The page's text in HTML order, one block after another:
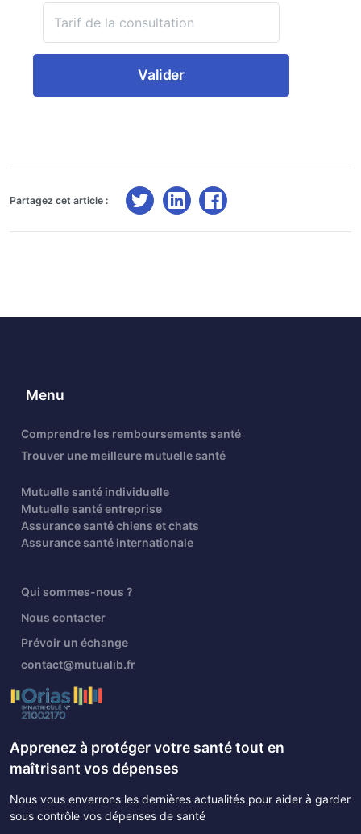
Valider
Partagez cet article :
Menu
Comprendre les remboursements santé
Trouver une meilleure mutuelle santé
Mutuelle santé individuelle
Mutuelle santé entreprise
Assurance santé chiens et chats
Assurance santé internationale
Qui sommes-nous ?
Nous contacter
Prévoir un échange
contact@mutualib.fr
Apprenez à protéger votre santé tout en
maîtrisant vos dépenses
Nous vous enverrons les dernières actualités pour aider à garder
sous contrôle vos dépenses de santé